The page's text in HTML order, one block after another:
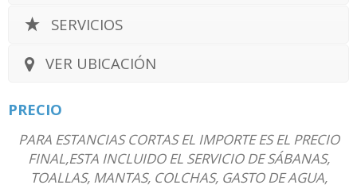
SERVICIOS
VER UBICACIÓN
PRECIO
PARA ESTANCIAS CORTAS EL IMPORTE ES EL PRECIO
FINAL,ESTA INCLUIDO EL SERVICIO DE SÁBANAS,
TOALLAS, MANTAS, COLCHAS, GASTO DE AGUA,